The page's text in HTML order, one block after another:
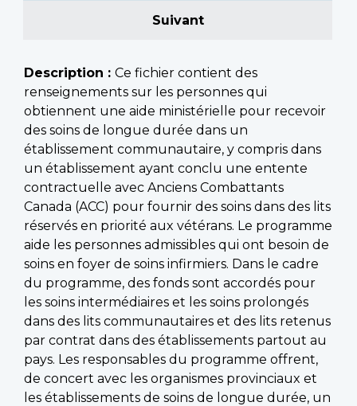
Suivant
Description : Ce fichier contient des
renseignements sur les personnes qui
obtiennent une aide ministérielle pour recevoir
des soins de longue durée dans un
établissement communautaire, y compris dans
un établissement ayant conclu une entente
contractuelle avec Anciens Combattants
Canada (ACC) pour fournir des soins dans des lits
réservés en priorité aux vétérans. Le programme
aide les personnes admissibles qui ont besoin de
soins en foyer de soins infirmiers. Dans le cadre
du programme, des fonds sont accordés pour
les soins intermédiaires et les soins prolongés
dans des lits communautaires et des lits retenus
par contrat dans des établissements partout au
pays. Les responsables du programme offrent,
de concert avec les organismes provinciaux et
les établissements de soins de longue durée, un